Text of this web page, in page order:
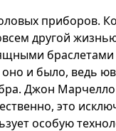
приборов.
другой
и было, ведь
Джон
это
особую